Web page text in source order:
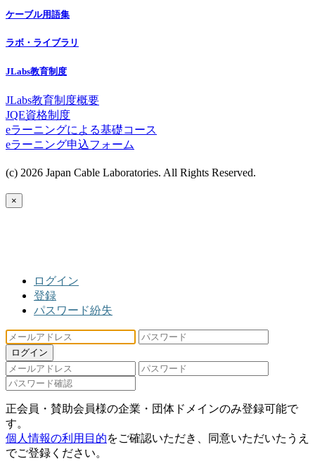
ケーブル用語集
ラボ・ライブラリ
JLabs教育制度
JLabs教育制度概要
JQE資格制度
eラーニングによる基礎コース
eラーニング申込フォーム
(c) 2026 Japan Cable Laboratories. All Rights Reserved.
×
ログイン
登録
パスワード紛失
ログイン
正会員・賛助会員様の企業・団体ドメインのみ登録可能で
す。
個人情報の利用目的をご確認いただき、同意いただいたうえ
でご登録ください。